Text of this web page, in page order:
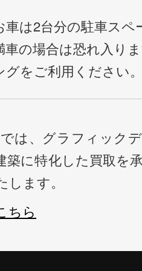
車は2台分の駐車ス
車の場合は恐れ入り
グをご利用ください
は、グラフィック
築に特化した買取を
ます。
ちら